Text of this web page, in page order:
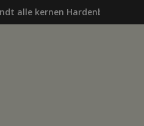
alle kernen Hardenberg